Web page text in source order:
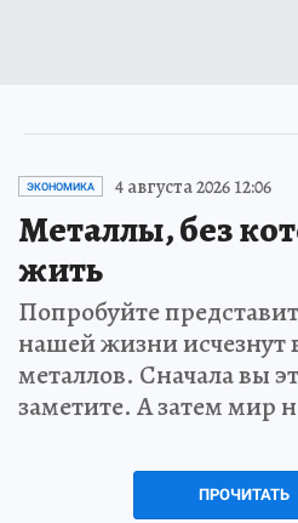
ЭКОНОМИКА 4 августа 2026 12:06
Металлы, без
жить
Попробуйте
нашей жизни исчезнут
металлов. Сначала вы
заметите. А затем мир
ПРОЧИТАТЬ